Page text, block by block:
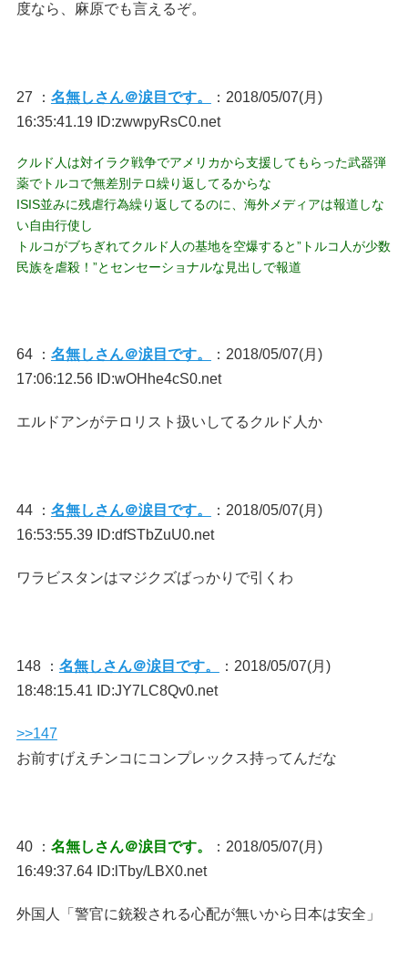
度なら、麻原でも言えるぞ。
27 ： 名無しさん＠涙目です。
：2018/05/07(月)
16:35:41.19 ID:zwwpyRsC0.net
クルド人は対イラク戦争でアメリカから支援してもらった武器弾
薬でトルコで無差別テロ繰り返してるからな
ISIS並みに残虐行為繰り返してるのに、海外メディアは報道しな
い自由行使し
トルコがブちぎれてクルド人の基地を空爆すると”トルコ人が少数
民族を虐殺！”とセンセーショナルな見出しで報道
64 ： 名無しさん＠涙目です。
：2018/05/07(月)
17:06:12.56 ID:wOHhe4cS0.net
エルドアンがテロリスト扱いしてるクルド人か
44 ： 名無しさん＠涙目です。
：2018/05/07(月)
16:53:55.39 ID:dfSTbZuU0.net
ワラビスタンはマジクズばっかりで引くわ
148 ： 名無しさん＠涙目です。
：2018/05/07(月)
18:48:15.41 ID:JY7LC8Qv0.net
>>147
お前すげえチンコにコンプレックス持ってんだな
40 ： 名無しさん＠涙目です。
：2018/05/07(月)
16:49:37.64 ID:lTby/LBX0.net
外国人「警官に銃殺される心配が無いから日本は安全」